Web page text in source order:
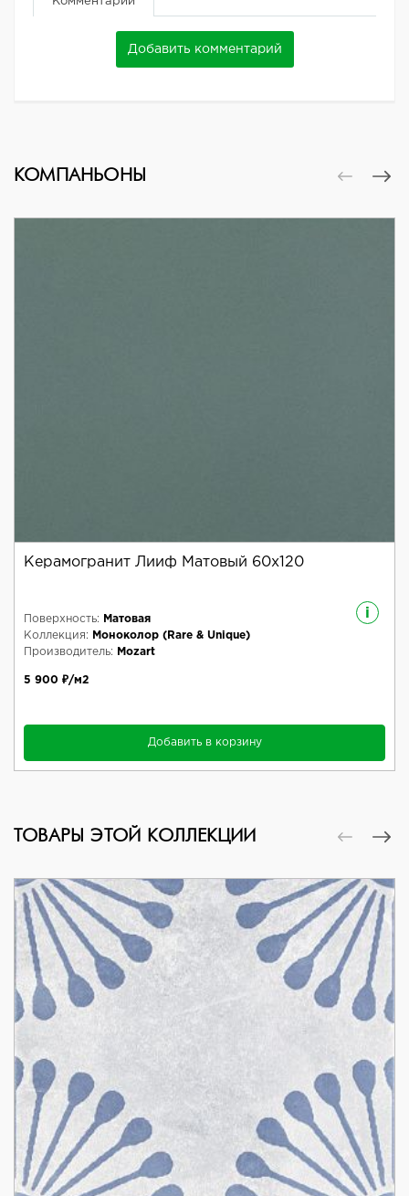
Добавить комментарий
КОМПАНЬОНЫ
Керамогранит Лииф Матовый 60x120
i
Поверхность:
Матовая
Коллекция:
Моноколор (Rare & Unique)
Производитель:
Mozart
5 900 ₽/м2
Добавить в корзину
ТОВАРЫ ЭТОЙ КОЛЛЕКЦИИ